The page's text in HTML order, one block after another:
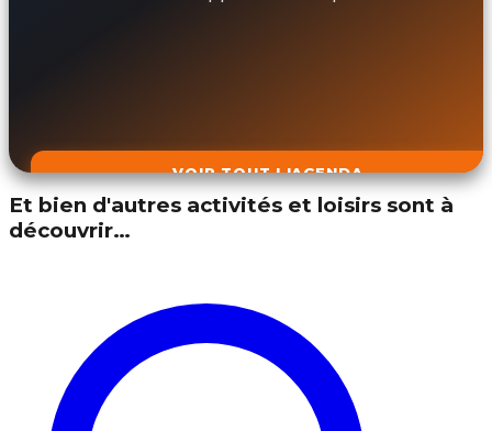
VOIR TOUT L'AGENDA
Et bien d'autres activités et loisirs sont à
découvrir…